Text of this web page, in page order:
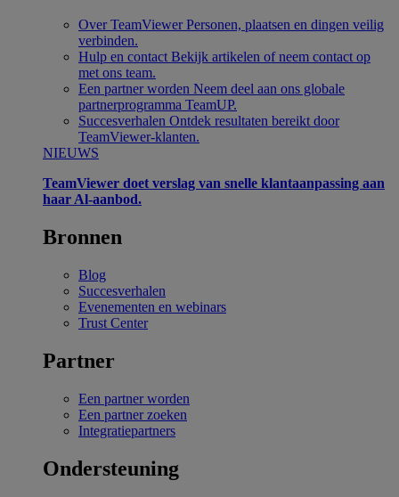
Over TeamViewer Personen, plaatsen en dingen veilig
verbinden.
Hulp en contact Bekijk artikelen of neem contact op
met ons team.
Een partner worden Neem deel aan ons globale
partnerprogramma TeamUP.
Succesverhalen Ontdek resultaten bereikt door
TeamViewer-klanten.
NIEUWS
TeamViewer doet verslag van snelle klantaanpassing aan
haar Al-aanbod.
Bronnen
Blog
Succesverhalen
Evenementen en webinars
Trust Center
Partner
Een partner worden
Een partner zoeken
Integratiepartners
Ondersteuning